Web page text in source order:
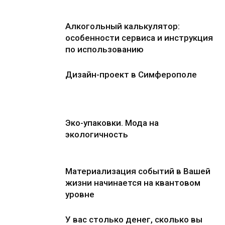
Алкогольный калькулятор:
особенности сервиса и инструкция
по использованию
Дизайн-проект в Симферополе
Эко-упаковки. Мода на
экологичность
Материализация событий в Вашей
жизни начинается на квантовом
уровне
У вас столько денег, сколько вы